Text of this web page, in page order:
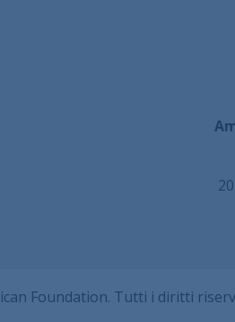
Foundation. Tutti i diritti